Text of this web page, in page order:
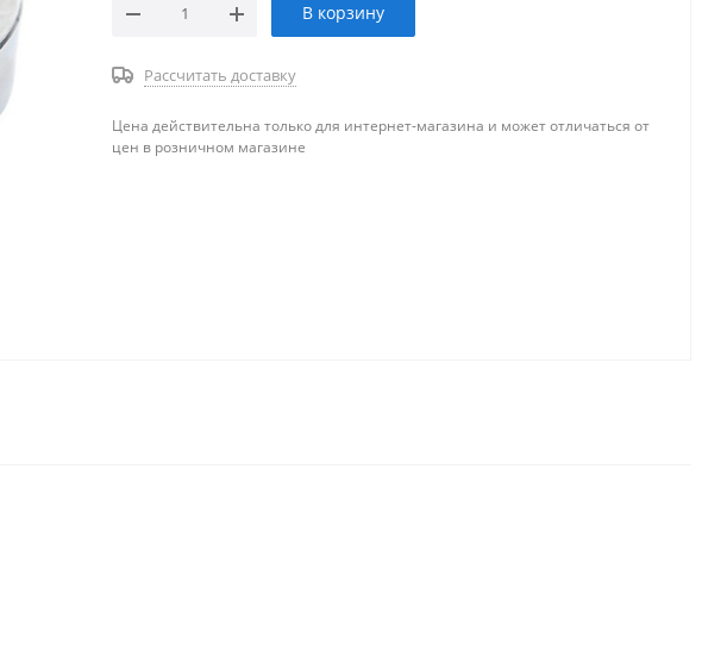
В корзину
Рассчитать доставку
Цена действительна только для интернет-магазина и может отличаться от
цен в розничном магазине